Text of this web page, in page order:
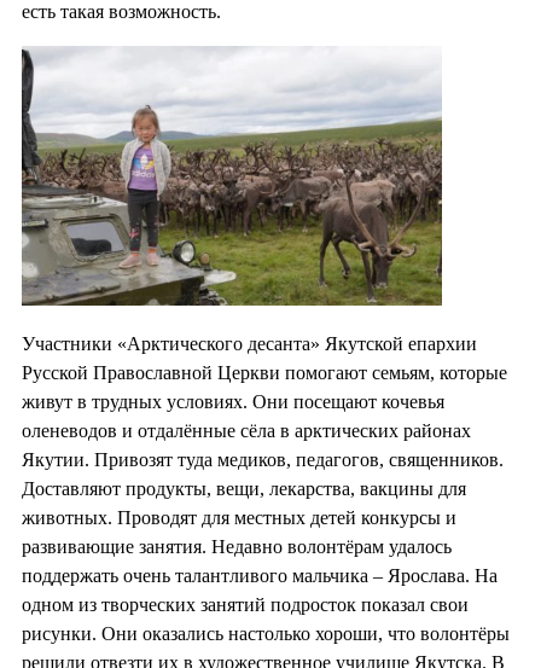
есть такая возможность.
Участники «Арктического десанта» Якутской епархии
Русской Православной Церкви помогают семьям, которые
живут в трудных условиях. Они посещают кочевья
оленеводов и отдалённые сёла в арктических районах
Якутии. Привозят туда медиков, педагогов, священников.
Доставляют продукты, вещи, лекарства, вакцины для
животных. Проводят для местных детей конкурсы и
развивающие занятия. Недавно волонтёрам удалось
поддержать очень талантливого мальчика – Ярослава. На
одном из творческих занятий подросток показал свои
рисунки. Они оказались настолько хороши, что волонтёры
решили отвезти их в художественное училище Якутска. В